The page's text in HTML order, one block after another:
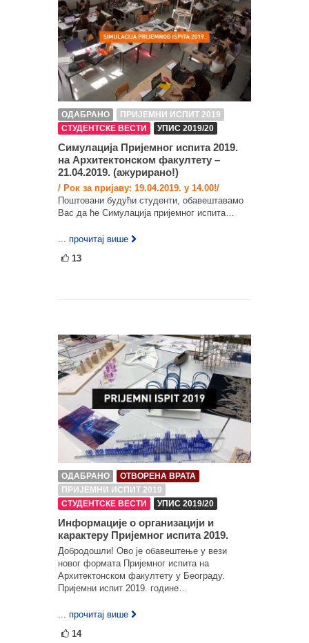
ОДАБРАНО
ПРИЈЕМНИ ИСПИТ 2019
СТУДЕНТСКЕ ВЕСТИ
УПИС 2019/20
Симулација Пријемног испита 2019.
на Архитектонском факултету –
21.04.2019. (ажурирано!)
/ Рок за пријаву: 19.04.2019. у 14.00!/
Поштовани будући студенти, обавештавамо
Вас да ће Симулација пријемног испита…
... прочитај више
13
ОДАБРАНО
ОТВОРЕНА ВРАТА
ПРИЈЕМНИ ИСПИТ 2019
СТУДЕНТСКЕ ВЕСТИ
УПИС 2019/20
Информације о организацији и
карактеру Пријемног испита 2019.
Добродошли! Ово је обавештење у вези
новог формата Пријемног испита на
Архитектонском факултету у Београду.
Пријемни испит 2019. године…
... прочитај више
14